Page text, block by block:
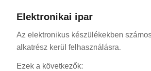
Elektronikai ipar
Az elektronikus készülékekben
alkatrész kerül felhasználásra.
Ezek a következők: